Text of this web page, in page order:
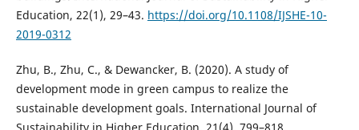
Education, 22(1), 29–43. https://doi.org/10.1108/IJSHE-10-
2019-0312
Zhu, B., Zhu, C., & Dewancker, B. (2020). A study of
development mode in green campus to realize the
sustainable development goals. International Journal of